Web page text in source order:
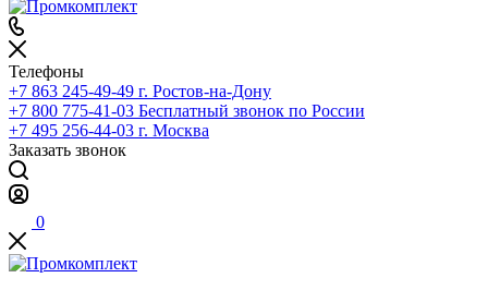
Телефоны
+7 863 245-49-49 г. Ростов-на-Дону
+7 800 775-41-03 Бесплатный звонок по России
+7 495 256-44-03 г. Москва
Заказать звонок
0